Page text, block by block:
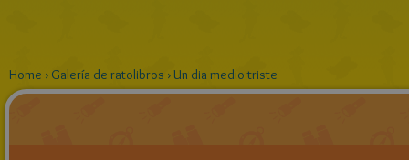
Home › Galería de ratolibros ›Un dia medio triste